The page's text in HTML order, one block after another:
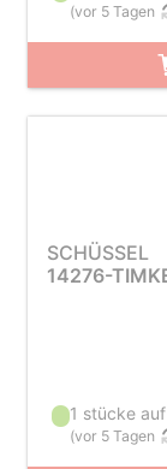
(vor 5 Tagen
SCHÜSSEL
14276-
1 stücke
(vor 5 Tagen